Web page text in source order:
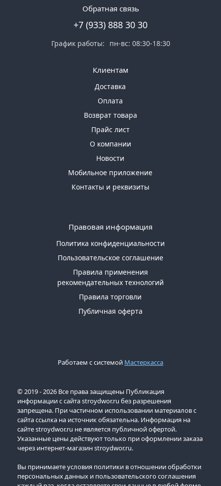
Обратная связь
+7 (933) 888 30 30
График работы: пн-вс: 08:30-18:30
Клиентам
Доставка
Оплата
Возврат товара
Прайс лист
О компании
Новости
Мобильное приложение
Контакты и реквизиты
Правовая информация
Политика конфиденциальности
Пользовательское соглашение
Правила применения
рекомендательных технологий
Правила торговли
Публичная оферта
Работаем с системой Мастеркасса
© 2019 - 2026 Все права защищены Публикация
информации с сайта stroydwor.ru без разрешения
запрещена. При частичном использовании материалов с
сайта ссылка на источник обязательна. Информация на
сайте stroydwor.ru не является публичной офертой.
Указанные цены действуют только при оформлении заказа
через интернет-магазин stroydwor.ru.
Вы принимаете условия политики в отношении обработки
персональных данных и пользовательского соглашения